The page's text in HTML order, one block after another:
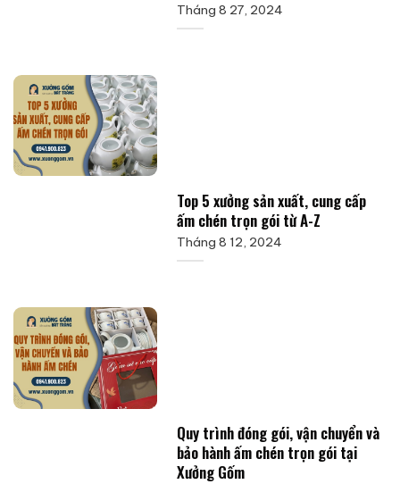
Tháng 8 27, 2024
Top 5 xưởng sản xuất, cung cấp
ấm chén trọn gói từ A-Z
Tháng 8 12, 2024
Quy trình đóng gói, vận chuyển và
bảo hành ấm chén trọn gói tại
Xưởng Gốm